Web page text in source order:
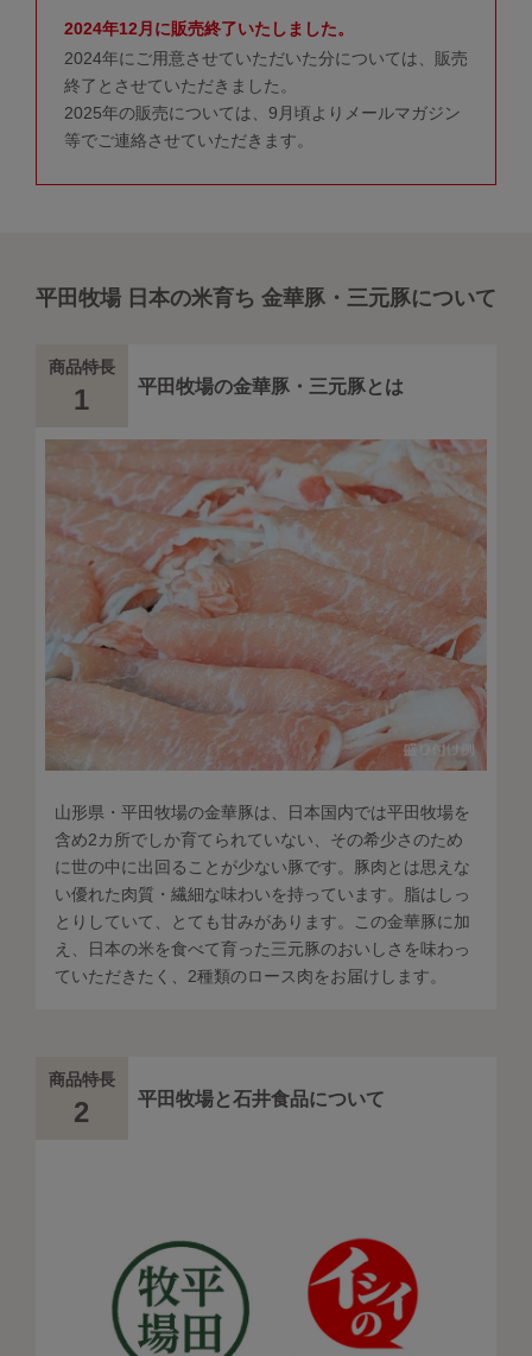
2024年12月に販売終了いたしました。
2024年にご用意させていただいた分については、販売
終了とさせていただきました。
2025年の販売については、9月頃よりメールマガジン
等でご連絡させていただきます。
平田牧場 日本の米育ち 金華豚・三元豚について
商品特長
1 平田牧場の金華豚・三元豚とは
山形県・平田牧場の金華豚は、日本国内では平田牧場を
含め2カ所でしか育てられていない、その希少さのため
に世の中に出回ることが少ない豚です。豚肉とは思えな
い優れた肉質・繊細な味わいを持っています。脂はしっ
とりしていて、とても甘みがあります。この金華豚に加
え、日本の米を食べて育った三元豚のおいしさを味わっ
ていただきたく、2種類のロース肉をお届けします。
商品特長
2 平田牧場と石井食品について